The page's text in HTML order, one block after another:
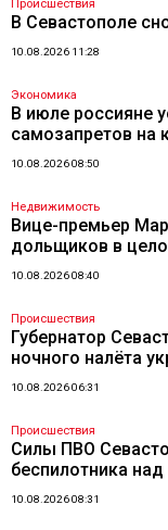
Происшествия
В Севастополе
10.08.2026 11:28
Экономика
В июле россияне
самозапретов на
10.08.2026 08:50
Недвижимость
Вице-премьер
дольщиков в
10.08.2026 08:40
Происшествия
Губернатор
ночного налёта
10.08.2026 06:31
Происшествия
Силы ПВО
беспилотника
10.08.2026 08:31